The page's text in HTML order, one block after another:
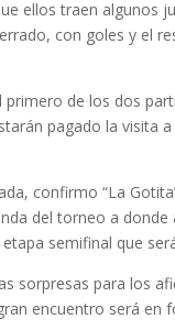
ellos traen algunos
con goles y el
de los dos
pagado la visita
confirmo “La
del torneo a
semifinal que
sorpresas para los
encuentro será